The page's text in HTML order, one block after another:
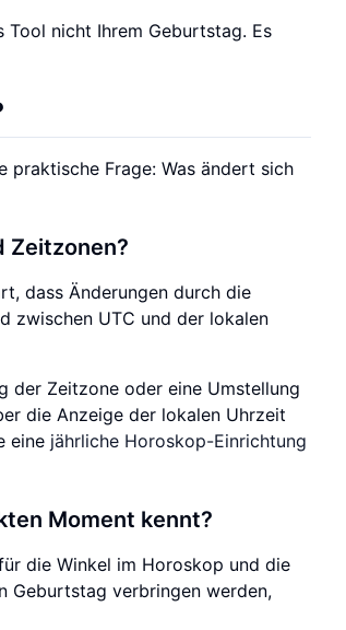
nicht Ihrem Geburtstag. Es
praktische Frage: Was ändert sich
Zeitzonen?
dass Änderungen durch die
zwischen UTC und der lokalen
der Zeitzone oder eine Umstellung
die Anzeige der lokalen Uhrzeit
eine jährliche Horoskop-Einrichtung
Moment kennt?
die Winkel im Horoskop und die
Geburtstag verbringen werden,